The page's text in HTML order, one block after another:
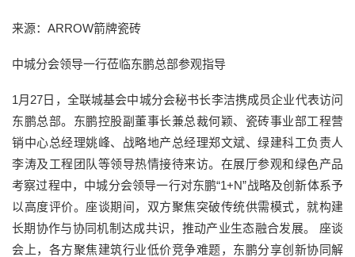
来源：ARROW箭牌瓷砖
中城分会领导一行莅临东鹏总部参观指导
1月27日，全联城基会中城分会秘书长李洁携成员企业代表访问
东鹏总部。东鹏控股副董事长兼总裁何颖、瓷砖事业部工程营
销中心总经理姚峰、战略地产总经理郑文斌、绿建科工负责人
李涛及工程团队等领导热情接待来访。在展厅参观和绿色产品
考察过程中，中城分会领导一行对东鹏“1+N”战略及创新体系予
以高度评价。座谈期间，双方聚焦突破传统供需模式，就构建
长期协作与协同机制达成共识，推动产业生态融合发展。 座谈
会上，各方聚焦建筑行业低价竞争难题，东鹏分享创新协同解